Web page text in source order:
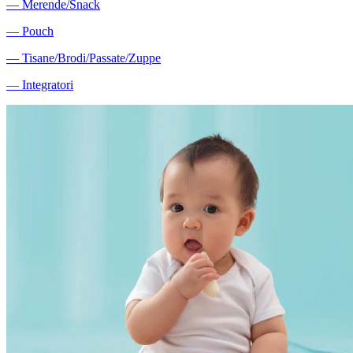
― Merende/Snack
― Pouch
― Tisane/Brodi/Passate/Zuppe
― Integratori